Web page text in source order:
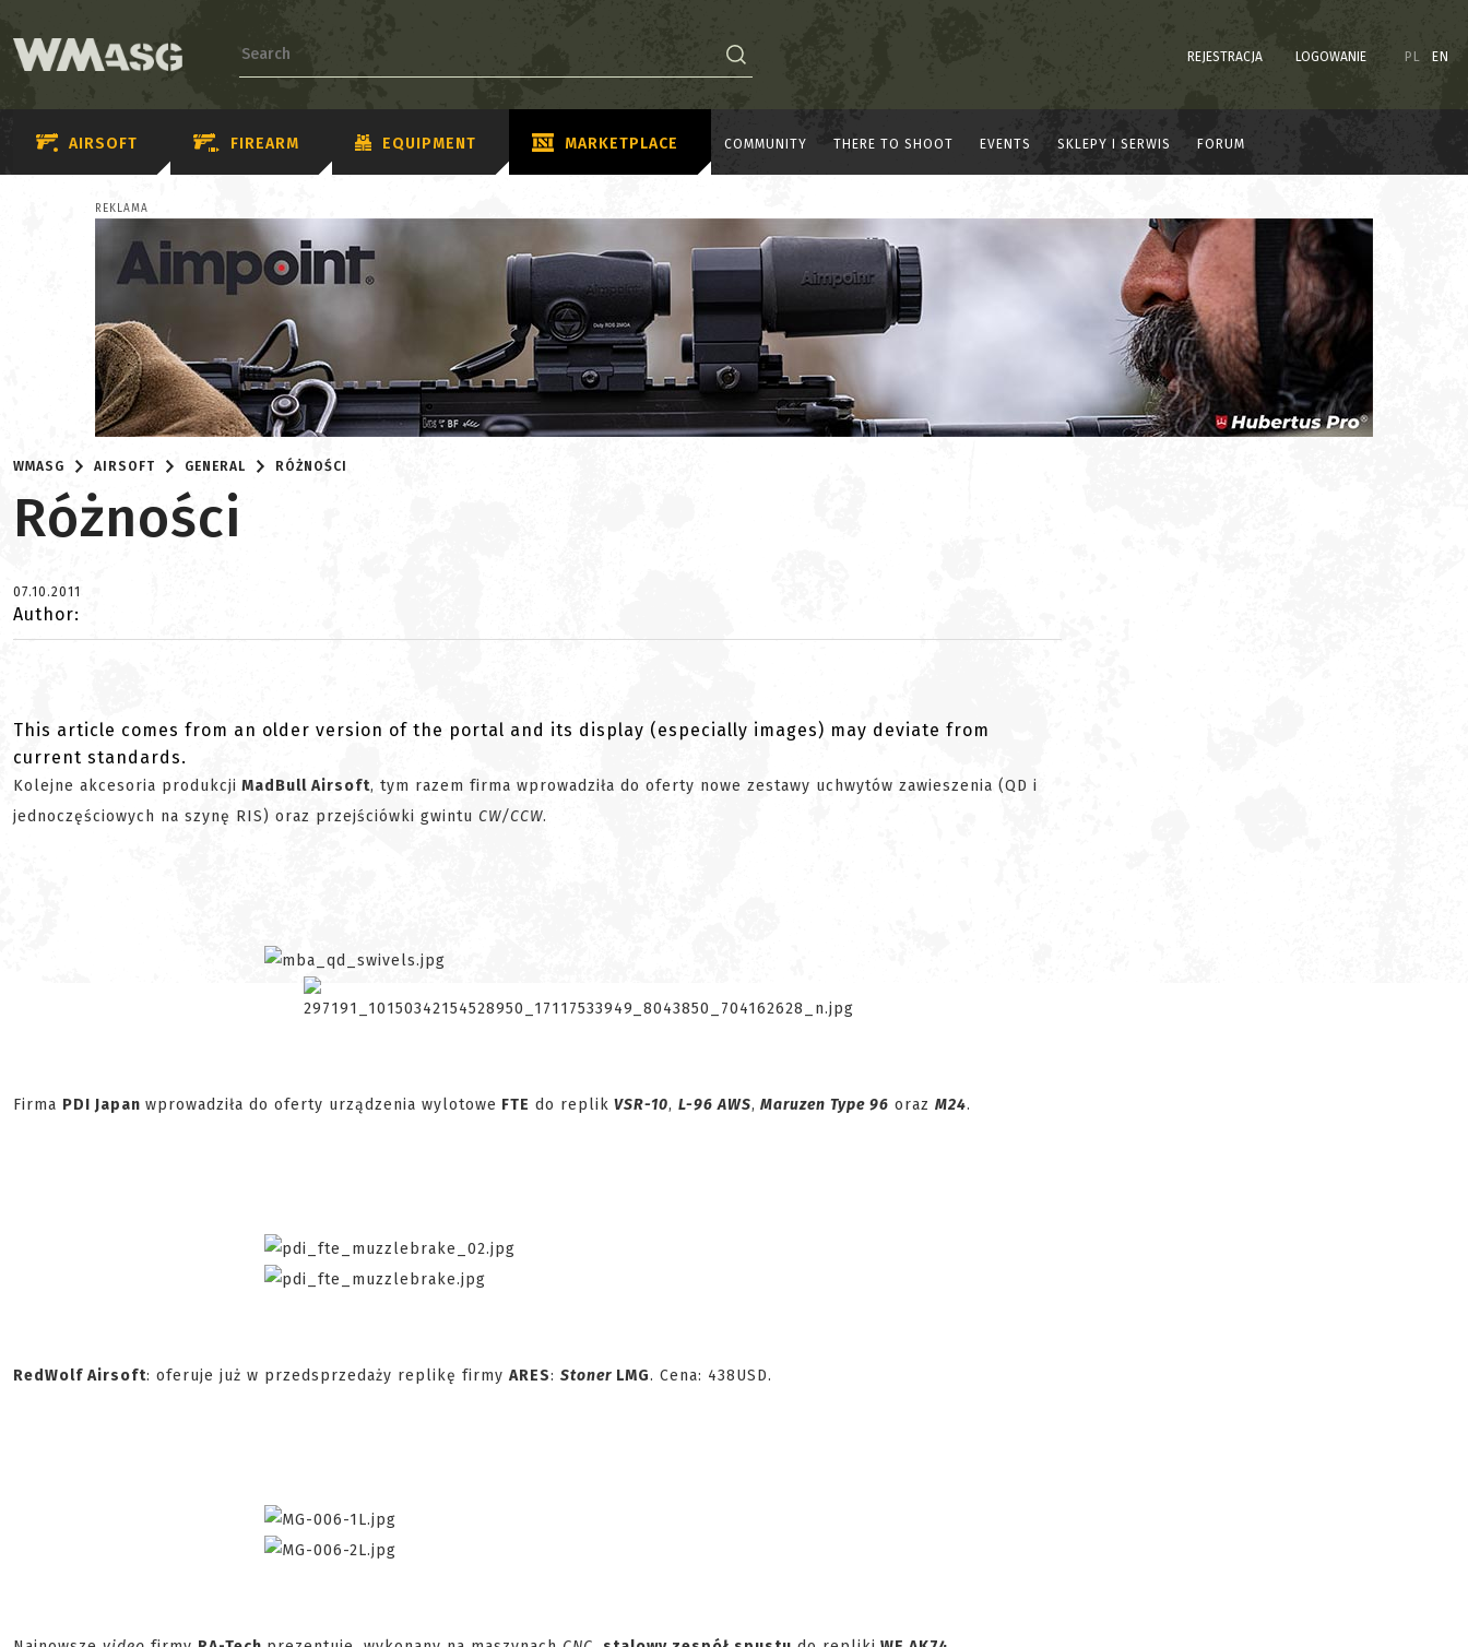
REJESTRACJA LOGOWANIE PL EN
AIRSOFT FIREARM EQUIPMENT MARKETPLACE COMMUNITY THERE TO SHOOT EVENTS SKLEPY I SERWIS FORUM
REKLAMA
WMASG AIRSOFT GENERAL RÓŻNOŚCI
Różności
07.10.2011
Author:
This article comes from an older version of the portal and its display (especially images) may deviate from
current standards.
Kolejne akcesoria produkcji MadBull Airsoft, tym razem firma wprowadziła do oferty nowe zestawy uchwytów zawieszenia (QD i
jednoczęściowych na szynę RIS) oraz przejściówki gwintu CW/CCW.
Firma PDI Japan wprowadziła do oferty urządzenia wylotowe FTE do replik VSR-10, L-96 AWS, Maruzen Type 96 oraz M24.
RedWolf Airsoft: oferuje już w przedsprzedaży replikę firmy ARES: Stoner LMG. Cena: 438USD.